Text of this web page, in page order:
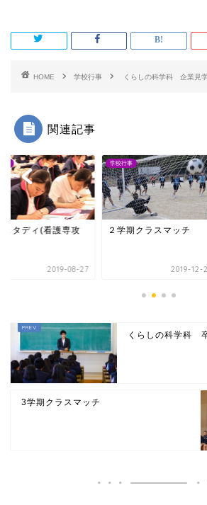
HOME 学校行事 くらしの科学科 企業見
関連記事
期クラスマッチ
2019-12-21
学校行事
人権教育を実施しまし
2024-06-
くらしの科学科
3学期クラスマッチ